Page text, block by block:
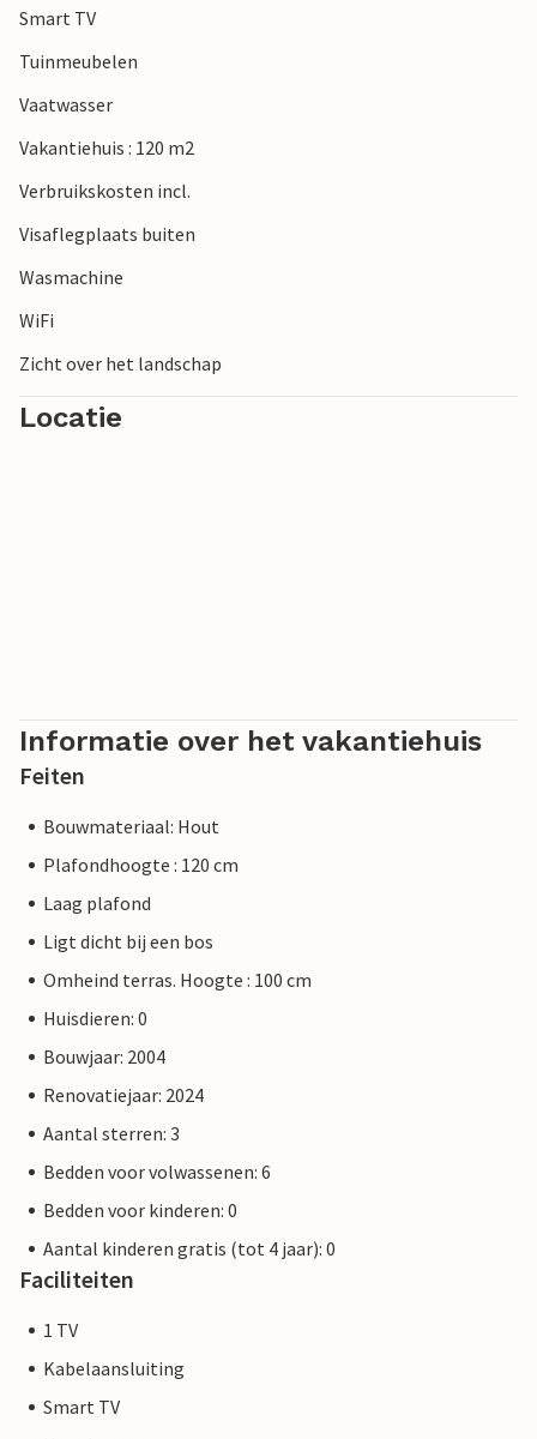
Smart TV
Tuinmeubelen
Vaatwasser
Vakantiehuis : 120 m2
Verbruikskosten incl.
Visaflegplaats buiten
Wasmachine
WiFi
Zicht over het landschap
Locatie
Informatie over het vakantiehuis
Feiten
Bouwmateriaal: Hout
Plafondhoogte : 120 cm
Laag plafond
Ligt dicht bij een bos
Omheind terras. Hoogte : 100 cm
Huisdieren: 0
Bouwjaar: 2004
Renovatiejaar: 2024
Aantal sterren: 3
Bedden voor volwassenen: 6
Bedden voor kinderen: 0
Aantal kinderen gratis (tot 4 jaar): 0
Faciliteiten
1 TV
Kabelaansluiting
Smart TV